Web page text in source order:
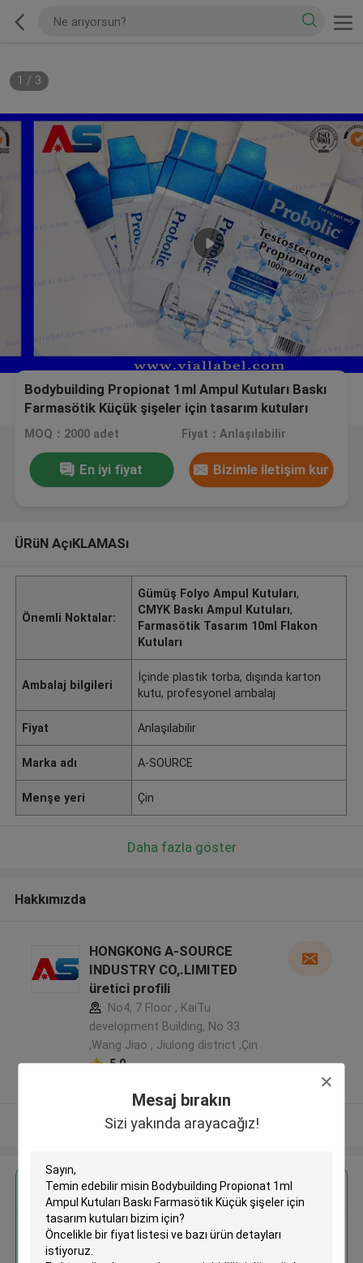
Mesaj bırakın
Sizi yakında arayacağız!
1 / 3
Bodybuilding Propionat 1ml Ampul Kutuları Baskı
Farmasötik Küçük şişeler için tasarım kutuları
MOQ：2000 adet Fiyat：Anlaşılabilir
En iyi fiyat Bizimle iletişim kur
ÜRüN AçıKLAMASı
Önemli Noktalar:
Gümüş Folyo Ampul Kutuları,
CMYK Baskı Ampul Kutuları,
Farmasötik Tasarım 10ml Flakon
Kutuları
Ambalaj bilgileri
İçinde plastik torba, dışında karton
kutu, profesyonel ambalaj
Fiyat Anlaşılabilir
Marka adı A-SOURCE
Menşe yeri Çin
Daha fazla göster
Hakkımızda
HONGKONG A-SOURCE
INDUSTRY CO,.LIMITED
üretici profili
No4, 7 Floor , KaiTu
development Building, No 33
,Wang Jiao , Jiulong district ,Çin
5.0
Daha fazla göster
En İyi Fiyatı Alın
Bodybuilding Propionat 1ml